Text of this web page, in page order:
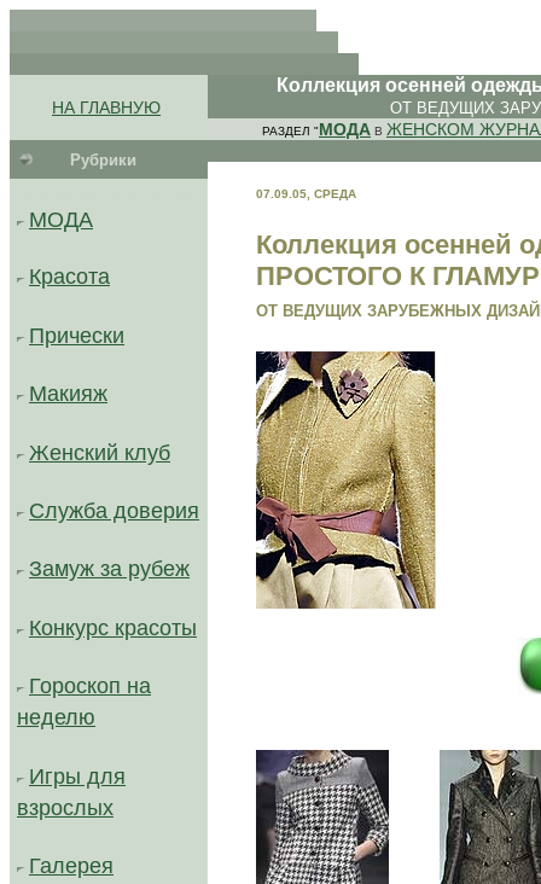
НА ГЛАВНУЮ
Рубрики
МОДА
Красота
Прически
Макияж
Женский клуб
Служба доверия
Замуж за рубеж
Конкурс красоты
Гороскоп на
неделю
Игры для
взрослых
Галерея
Коллекция осенней
ОТ ВЕДУЩИХ
РАЗДЕЛ "МОДА В ЖЕНСКОМ
07.09.05, СРЕДА
Коллекция осенней
ПРОСТОГО К
ОТ ВЕДУЩИХ ЗАРУБЕЖНЫХ